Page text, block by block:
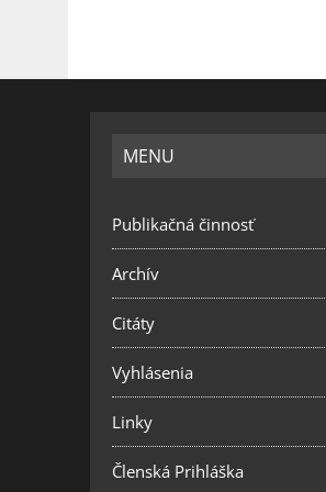
MENU
Publikačná činnosť
Archív
Citáty
Vyhlásenia
Linky
Členská Prihláška